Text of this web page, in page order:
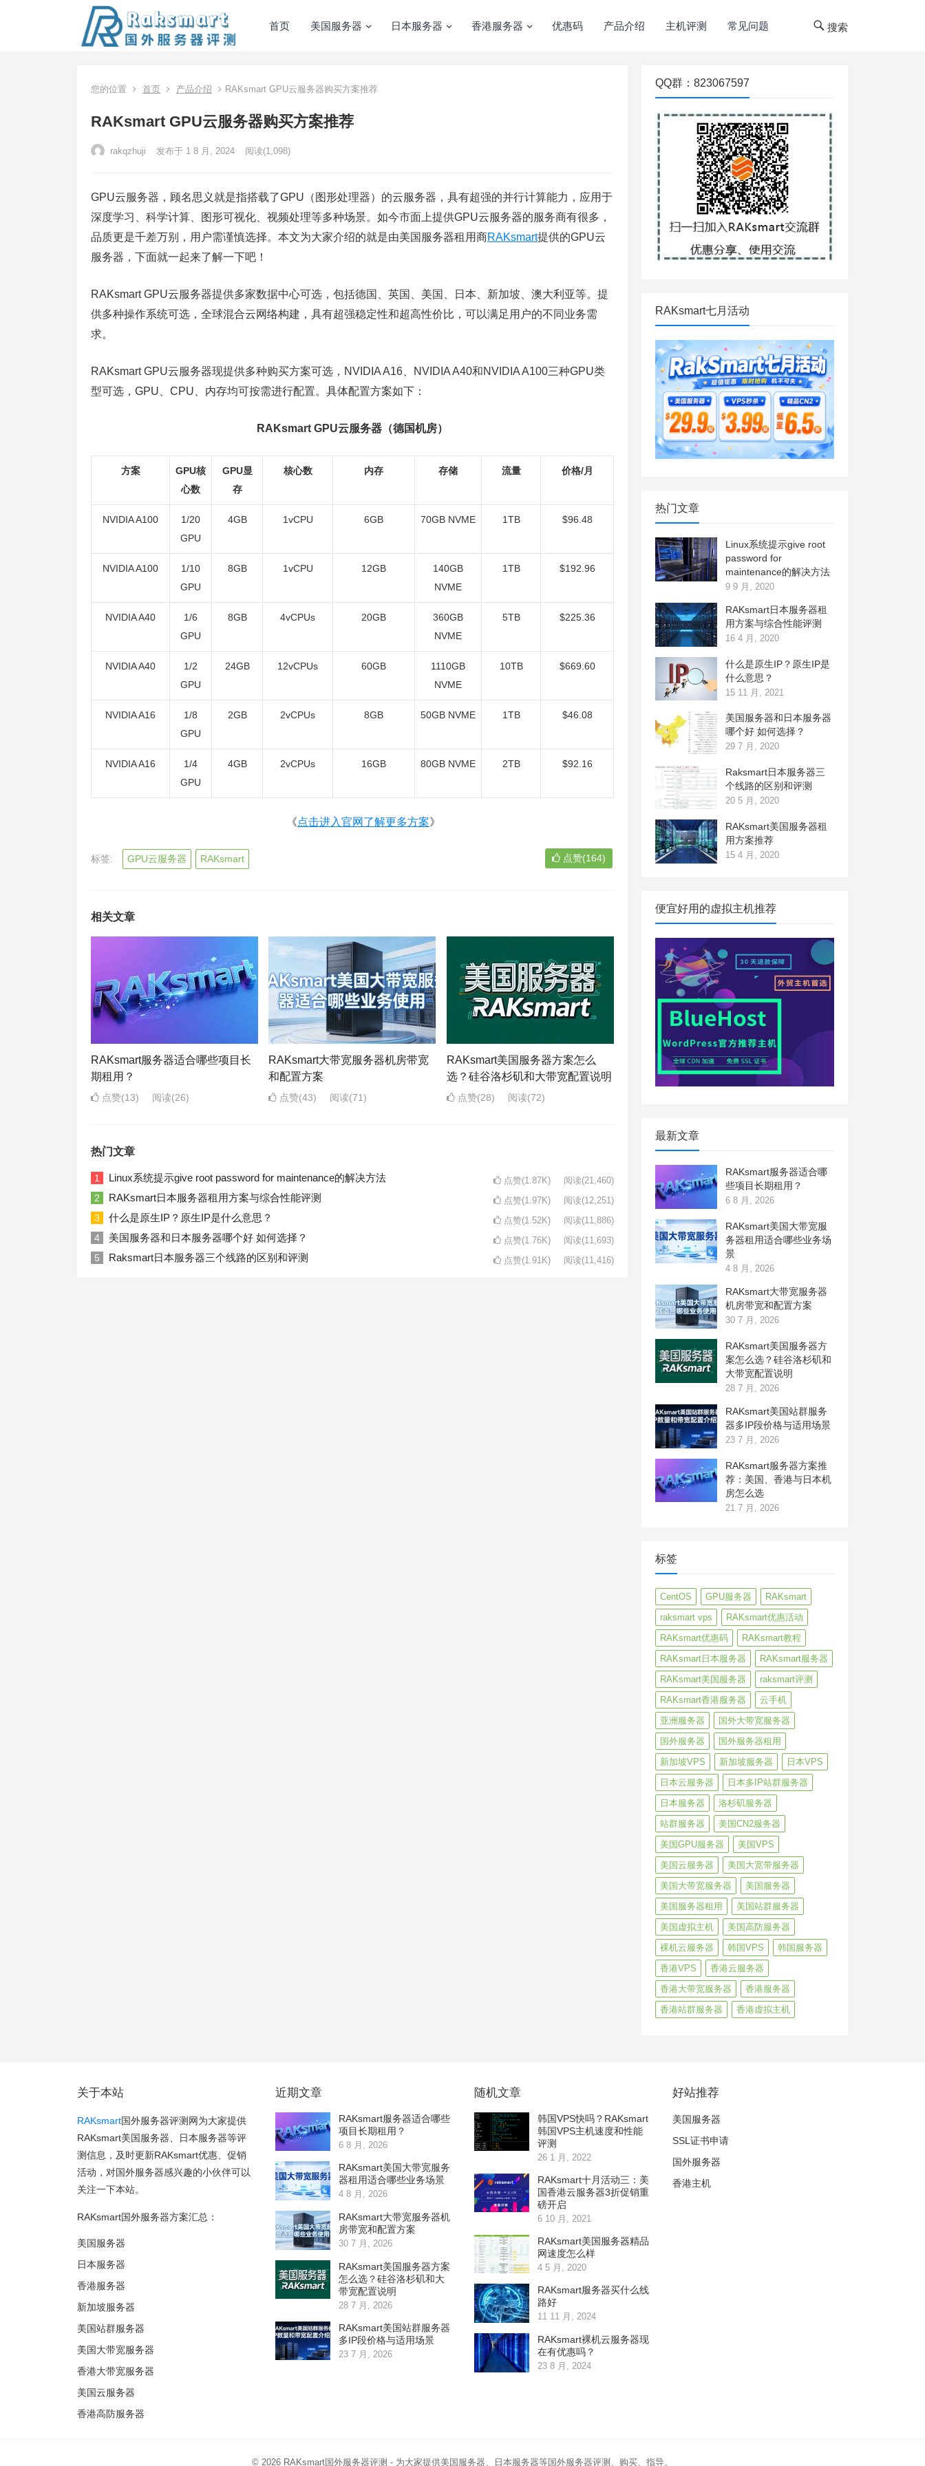
首页 美国服务器 日本服务器 香港服务器 优惠码 产品介绍 主机评测 常见问题 搜索
您的位置 首页 产品介绍 RAKsmart GPU云服务器购买方案推荐
RAKsmart GPU云服务器购买方案推荐
rakqzhuji 发布于 1 8 月, 2024 阅读(1,098)
GPU云服务器，顾名思义就是指搭载了GPU（图形处理器）的云服务器，具有超强的并行计算能力，应用于
深度学习、‌科学计算、‌图形可视化、‌视频处理等多种场景。如今市面上提供‌GPU云服务器的服务商有很多，
品质更是千差万别，用户需谨慎选择。本文为大家介绍的就是由美国服务器租用商RAKsmart提供的GPU云
服务器，下面就一起来了解一下吧！
RAKsmart GPU云服务器提供多家数据中心可选，包括德国、英国、美国、日本、新加坡、澳大利亚等。提
供多种操作系统可选，全球混合云网络构建，具有超强稳定性和超高性价比，可以满足用户的不同业务需
求。
RAKsmart GPU云服务器现提供多种购买方案可选，NVIDIA A16、NVIDIA A40和NVIDIA A100三种GPU类
型可选，GPU、CPU、内存均可按需进行配置。具体配置方案如下：
RAKsmart GPU云服务器（德国机房）
方案
GPU核
心数
GPU显
存
核心数 内存 存储 流量 价格/月
NVIDIA A100
1/20
GPU
4GB 1vCPU 6GB 70GB NVME 1TB $96.48
NVIDIA A100
1/10
GPU
8GB 1vCPU 12GB
140GB
NVME
1TB $192.96
NVIDIA A40
1/6
GPU
8GB 4vCPUs 20GB
360GB
NVME
5TB $225.36
NVIDIA A40
1/2
GPU
24GB 12vCPUs 60GB
1110GB
NVME
10TB $669.60
NVIDIA A16
1/8
GPU
2GB 2vCPUs 8GB 50GB NVME 1TB $46.08
NVIDIA A16
1/4
GPU
4GB 2vCPUs 16GB 80GB NVME 2TB $92.16
《点击进入官网了解更多方案》
标签: GPU云服务器 RAKsmart 点赞(164)
相关文章
RAKsmart服务器适合哪些项目长
期租用？
点赞(13) 阅读(26)
RAKsmart大带宽服务器机房带宽
和配置方案
点赞(43) 阅读(71)
RAKsmart美国服务器方案怎么
选？硅谷洛杉矶和大带宽配置说明
点赞(28) 阅读(72)
热门文章
1 Linux系统提示give root password for maintenance的解决方法 点赞(1.87K) 阅读(21,460)
2 RAKsmart日本服务器租用方案与综合性能评测 点赞(1.97K) 阅读(12,251)
3 什么是原生IP？原生IP是什么意思？ 点赞(1.52K) 阅读(11,886)
4 美国服务器和日本服务器哪个好 如何选择？ 点赞(1.76K) 阅读(11,693)
5 Raksmart日本服务器三个线路的区别和评测 点赞(1.91K) 阅读(11,416)
QQ群：823067597
RAKsmart七月活动
热门文章
Linux系统提示give root
password for
maintenance的解决方法
9 9 月, 2020
RAKsmart日本服务器租
用方案与综合性能评测
16 4 月, 2020
什么是原生IP？原生IP是
什么意思？
15 11 月, 2021
美国服务器和日本服务器
哪个好 如何选择？
29 7 月, 2020
Raksmart日本服务器三
个线路的区别和评测
20 5 月, 2020
RAKsmart美国服务器租
用方案推荐
15 4 月, 2020
便宜好用的虚拟主机推荐
最新文章
RAKsmart服务器适合哪
些项目长期租用？
6 8 月, 2026
RAKsmart美国大带宽服
务器租用适合哪些业务场
景
4 8 月, 2026
RAKsmart大带宽服务器
机房带宽和配置方案
30 7 月, 2026
RAKsmart美国服务器方
案怎么选？硅谷洛杉矶和
大带宽配置说明
28 7 月, 2026
RAKsmart美国站群服务
器多IP段价格与适用场景
23 7 月, 2026
RAKsmart服务器方案推
荐：美国、香港与日本机
房怎么选
21 7 月, 2026
标签
CentOS GPU服务器
RAKsmart
raksmart vps
RAKsmart优惠活动
RAKsmart优惠码
RAKsmart教程
RAKsmart日本服务器
RAKsmart服务器
RAKsmart美国服务器
raksmart评测
RAKsmart香港服务器
云手机
亚洲服务器
国外大带宽服务器
国外服务器
国外服务器租用
新加坡VPS
新加坡服务器
日本VPS
日本云服务器
日本多IP站群服务器
日本服务器
洛杉矶服务器
站群服务器
美国CN2服务器
美国GPU服务器
美国VPS
美国云服务器
美国大宽带服务器
美国大带宽服务器
美国服务器
美国服务器租用
美国站群服务器
美国虚拟主机
美国高防服务器
裸机云服务器
韩国VPS
韩国服务器
香港VPS
香港云服务器
香港大带宽服务器
香港服务器
香港站群服务器
香港虚拟主机
关于本站
RAKsmart国外服务器评测网为大家提供
RAKsmart美国服务器、日本服务器等评
测信息，及时更新RAKsmart优惠、促销
活动，对国外服务器感兴趣的小伙伴可以
关注一下本站。
RAKsmart国外服务器方案汇总：
美国服务器
日本服务器
香港服务器
新加坡服务器
美国站群服务器
美国大带宽服务器
香港大带宽服务器
美国云服务器
香港高防服务器
近期文章
RAKsmart服务器适合哪些
项目长期租用？
6 8 月, 2026
RAKsmart美国大带宽服务
器租用适合哪些业务场景
4 8 月, 2026
RAKsmart大带宽服务器机
房带宽和配置方案
30 7 月, 2026
RAKsmart美国服务器方案
怎么选？硅谷洛杉矶和大
带宽配置说明
28 7 月, 2026
RAKsmart美国站群服务器
多IP段价格与适用场景
23 7 月, 2026
随机文章
韩国VPS快吗？RAKsmart
韩国VPS主机速度和性能
评测
26 1 月, 2022
RAKsmart十月活动三：美
国香港云服务器3折促销重
磅开启
6 10 月, 2021
RAKsmart美国服务器精品
网速度怎么样
4 5 月, 2020
RAKsmart服务器买什么线
路好
11 11 月, 2024
RAKsmart裸机云服务器现
在有优惠吗？
23 8 月, 2024
好站推荐
美国服务器
SSL证书申请
国外服务器
香港主机
© 2026 RAKsmart国外服务器评测 - 为大家提供美国服务器、日本服务器等国外服务器评测、购买、指导。